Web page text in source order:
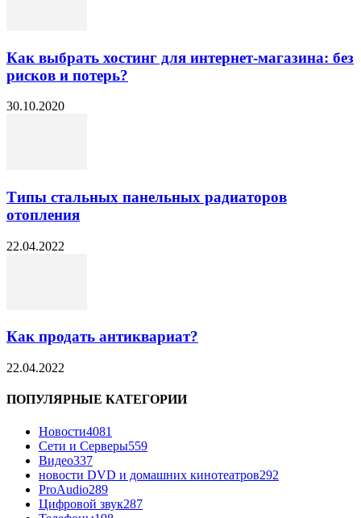
Как выбрать хостинг для интернет-магазина: без
рисков и потерь?
30.10.2020
Типы стальных панельных радиаторов
отопления
22.04.2022
Как продать антиквариат?
22.04.2022
ПОПУЛЯРНЫЕ КАТЕГОРИИ
Новости4081
Сети и Серверы559
Видео337
новости DVD и домашних кинотеатров292
ProAudio289
Цифровой звук287